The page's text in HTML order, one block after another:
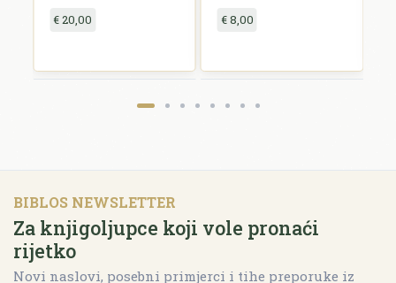
€ 20,00 € 8,00
BIBLOS NEWSLETTER
Za knjigoljupce koji vole pronaći
rijetko
Novi naslovi, posebni primjerci i tihe preporuke iz